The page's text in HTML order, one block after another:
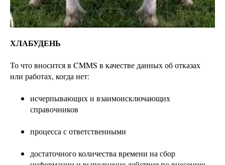
ХЛАБУДЕНЬ
То что вносится в CMMS в качестве данных об отказах
или работах, когда нет:
исчерпывающих и взаимоисключающих
справочников
процесса с ответственными
достаточного количества времени на сбор